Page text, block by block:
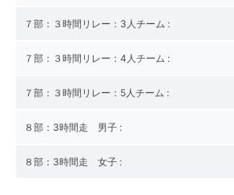
７部：３時間リレー：3人チーム :
７部：３時間リレー：4人チーム :
７部：３時間リレー：5人チーム :
８部：3時間走 男子 :
８部：3時間走 女子 :